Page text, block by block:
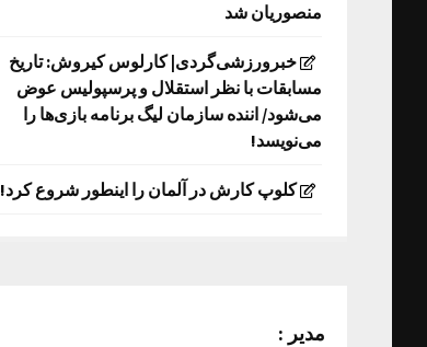
منصوریان شد
خبرورزشی‌گردی| کارلوس کیروش: تاریخ
مسابقات با نظر استقلال و پرسپولیس عوض
می‌شود/ اننده سازمان لیگ برنامه بازی‌ها را
می‌نویسد!
کلوپ کارش در آلمان را اینطور شروع کرد!
مدیر :